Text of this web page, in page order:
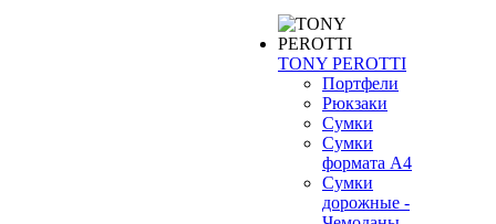
TONY PEROTTI
Портфели
Рюкзаки
Сумки
Сумки
формата А4
Сумки
дорожные -